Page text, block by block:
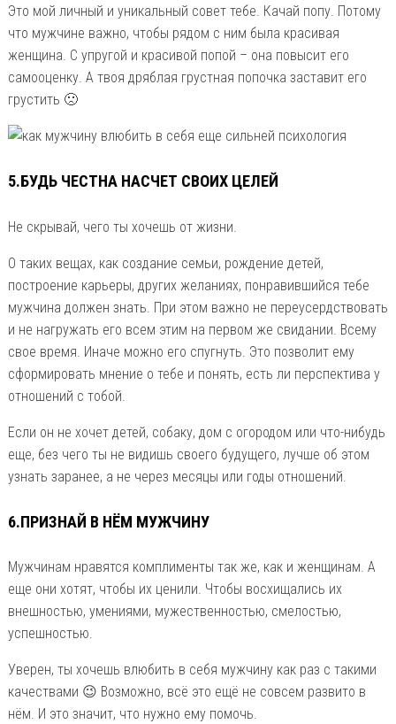
Это мой личный и уникальный совет тебе. Качай попу. Потому
что мужчине важно, чтобы рядом с ним была красивая
женщина. С упругой и красивой попой – она повысит его
самооценку. А твоя дряблая грустная попочка заставит его
грустить 🙁
5.БУДЬ ЧЕСТНА НАСЧЕТ СВОИХ ЦЕЛЕЙ
Не скрывай, чего ты хочешь от жизни.
О таких вещах, как создание семьи, рождение детей,
построение карьеры, других желаниях, понравившийся тебе
мужчина должен знать. При этом важно не переусердствовать
и не нагружать его всем этим на первом же свидании. Всему
свое время. Иначе можно его спугнуть. Это позволит ему
сформировать мнение о тебе и понять, есть ли перспектива у
отношений с тобой.
Если он не хочет детей, собаку, дом с огородом или что-нибудь
еще, без чего ты не видишь своего будущего, лучше об этом
узнать заранее, а не через месяцы или годы отношений.
6.ПРИЗНАЙ В НЁМ МУЖЧИНУ
Мужчинам нравятся комплименты так же, как и женщинам. А
еще они хотят, чтобы их ценили. Чтобы восхищались их
внешностью, умениями, мужественностью, смелостью,
успешностью.
Уверен, ты хочешь влюбить в себя мужчину как раз с такими
качествами 😉 Возможно, всё это ещё не совсем развито в
нём. И это значит, что нужно ему помочь.